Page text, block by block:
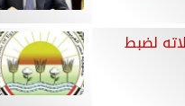
لضبط